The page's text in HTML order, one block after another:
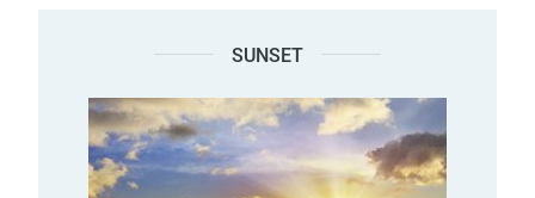
SUNSET